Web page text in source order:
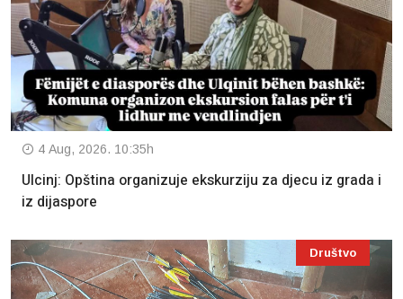
4 Aug, 2026. 10:35h
Ulcinj: Opština organizuje ekskurziju za djecu iz grada i
iz dijaspore
Društvo